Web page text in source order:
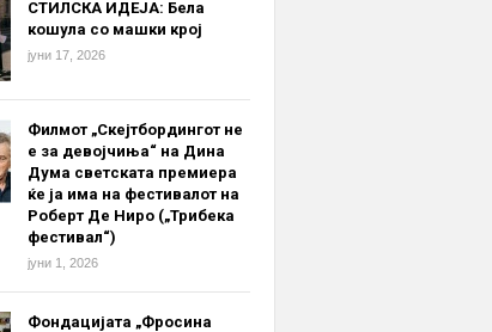
СТИЛСКА ИДЕЈА: Бела
кошула со машки крој
јуни 17, 2026
Филмот „Скејтбордингот не
е за девојчиња“ на Дина
Дума светската премиера
ќе ја има на фестивалот на
Роберт Де Ниро („Трибека
фестивал“)
јуни 1, 2026
Фондацијата „Фросина